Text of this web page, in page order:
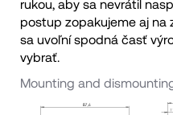
rukou, aby sa nevrátil
postup zopakujeme aj na
sa uvoľní spodná časť
vybrať.
Mounting and